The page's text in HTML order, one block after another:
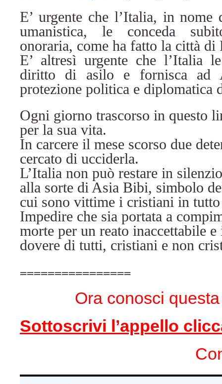
E’ urgente che l’Italia, in nome
umanistica, le conceda
onoraria, come ha fatto la città di
E’ altresì urgente che l’Italia
diritto di asilo e fornisca ad
protezione politica e diplomatica
Ogni giorno trascorso in questo
per la sua vita.
In carcere il mese scorso due
cercato di ucciderla.
L’Italia non può restare in
alla sorte di Asia Bibi, simbolo
cui sono vittime i cristiani in
Impedire che sia portata a
morte per un reato inaccettabile e
dovere di tutti, cristiani e non
================
Ora conosci
Sottoscrivi l’appello